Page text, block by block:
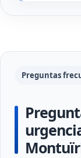
Preguntas